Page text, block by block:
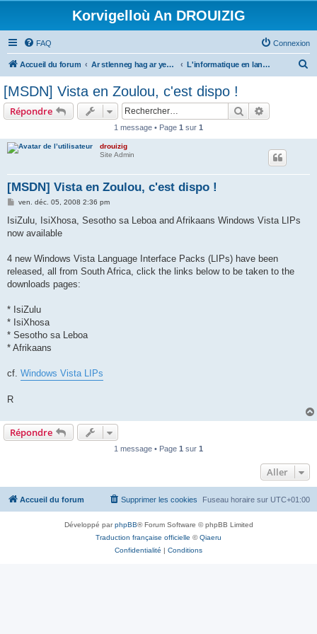
Korvigelloù An DROUIZIG
FAQ Connexion
Accueil du forum Ar stlenneg hag ar yezhoù bihan er bed a-bezh L'informatique en langues régionales et minoritaires
[MSDN] Vista en Zoulou, c'est dispo !
Répondre Rechercher
1 message • Page 1 sur 1
drouizig
Site Admin
[MSDN] Vista en Zoulou, c'est dispo !
M
s
a
ven. déc. 05, 2008 2:36 pm
IsiZulu, IsiXhosa, Sesotho sa Leboa and Afrikaans Windows Vista LIPs
now available
4 new Windows Vista Language Interface Packs (LIPs) have been
released, all from South Africa, click the links below to be taken to the
downloads pages:
* IsiZulu
* IsiXhosa
* Sesotho sa Leboa
* Afrikaans
cf. Windows Vista LIPs
R
Répondre
1 message • Page 1 sur 1
Aller
Accueil du forum Fuseau horaire sur UTC+01:00
Supprimer les cookies
Développé parphpBB® Forum Software © phpBB Limited
Traduction française officielle ©Qiaeru
Confidentialité | Conditions